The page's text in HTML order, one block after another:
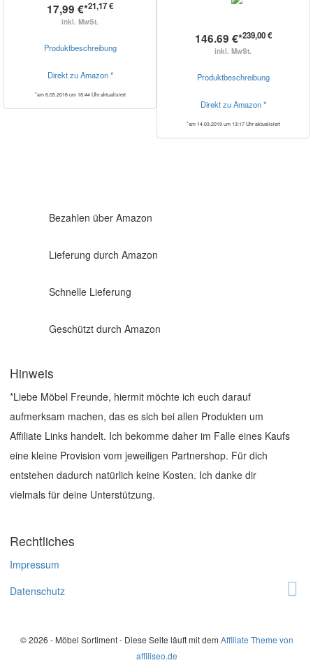
17,99 €*21,17 €
inkl. MwSt.
Produktbeschreibung
Direkt zu Amazon *
*am 6.05.2018 um 18:44 Uhr aktualisiert
146.69 €*239,00 €
inkl. MwSt.
Produktbeschreibung
Direkt zu Amazon *
*am 14.03.2019 um 13:17 Uhr aktualisiert
Bezahlen über Amazon
Lieferung durch Amazon
Schnelle Lieferung
Geschützt durch Amazon
Hinweis
*Liebe Möbel Freunde, hiermit möchte ich euch darauf
aufmerksam machen, das es sich bei allen Produkten um
Affiliate Links handelt. Ich bekomme daher im Falle eines Kaufs
eine kleine Provision vom jeweiligen Partnershop. Für dich
entstehen dadurch natürlich keine Kosten. Ich danke dir
vielmals für deine Unterstützung.
Rechtliches
Impressum
Datenschutz
© 2026 - Möbel Sortiment - Diese Seite läuft mit dem Affiliate Theme von
affiliseo.de